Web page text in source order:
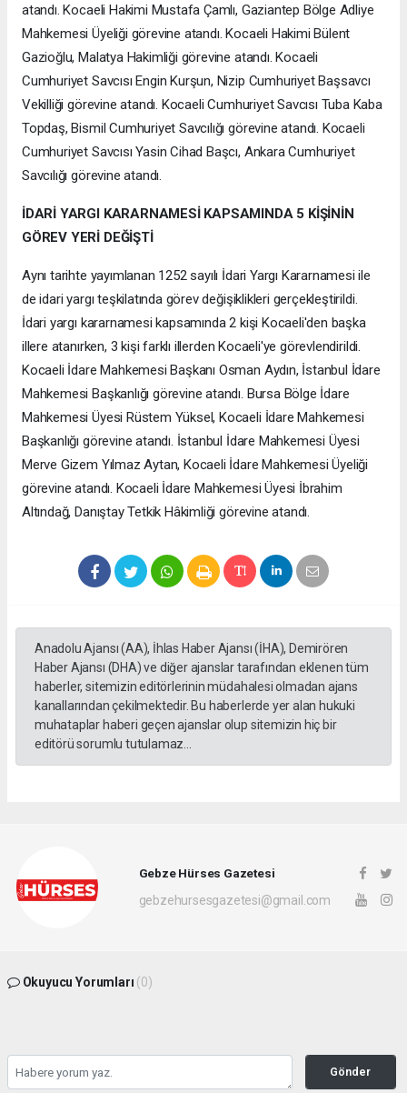
atandı. Kocaeli Hakimi Mustafa Çamlı, Gaziantep Bölge Adliye
Mahkemesi Üyeliği görevine atandı. Kocaeli Hakimi Bülent
Gazioğlu, Malatya Hakimliği görevine atandı. Kocaeli
Cumhuriyet Savcısı Engin Kurşun, Nizip Cumhuriyet Başsavcı
Vekilliği görevine atandı. Kocaeli Cumhuriyet Savcısı Tuba Kaba
Topdaş, Bismil Cumhuriyet Savcılığı görevine atandı. Kocaeli
Cumhuriyet Savcısı Yasin Cihad Başcı, Ankara Cumhuriyet
Savcılığı görevine atandı.
İDARİ YARGI KARARNAMESİ KAPSAMINDA 5 KİŞİNİN
GÖREV YERİ DEĞİŞTİ
Aynı tarihte yayımlanan 1252 sayılı İdari Yargı Kararnamesi ile
de idari yargı teşkilatında görev değişiklikleri gerçekleştirildi.
İdari yargı kararnamesi kapsamında 2 kişi Kocaeli'den başka
illere atanırken, 3 kişi farklı illerden Kocaeli'ye görevlendirildi.
Kocaeli İdare Mahkemesi Başkanı Osman Aydın, İstanbul İdare
Mahkemesi Başkanlığı görevine atandı. Bursa Bölge İdare
Mahkemesi Üyesi Rüstem Yüksel, Kocaeli İdare Mahkemesi
Başkanlığı görevine atandı. İstanbul İdare Mahkemesi Üyesi
Merve Gizem Yılmaz Aytan, Kocaeli İdare Mahkemesi Üyeliği
görevine atandı. Kocaeli İdare Mahkemesi Üyesi İbrahim
Altındağ, Danıştay Tetkik Hâkimliği görevine atandı.
Anadolu Ajansı (AA), İhlas Haber Ajansı (İHA), Demirören
Haber Ajansı (DHA) ve diğer ajanslar tarafından eklenen tüm
haberler, sitemizin editörlerinin müdahalesi olmadan ajans
kanallarından çekilmektedir. Bu haberlerde yer alan hukuki
muhataplar haberi geçen ajanslar olup sitemizin hiç bir
editörü sorumlu tutulamaz...
Gebze Hürses Gazetesi
gebzehursesgazetesi@gmail.com
Okuyucu Yorumları (0)
Gönder